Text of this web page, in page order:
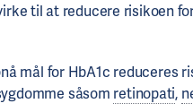
til at reducere risikoen
mål for HbA1c reduceres
såsom retinopati,